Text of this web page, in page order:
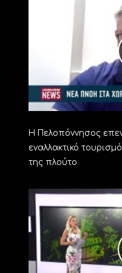
Η Πελοπόννησος
εναλλακτικό
της πλούτο